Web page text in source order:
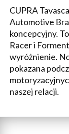
CUPRA
Automotive
koncepcyjny.
Racer i
wyróżnienie.
pokazana
naszej relacji.